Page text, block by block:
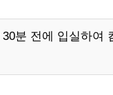
분 전에 입실하여